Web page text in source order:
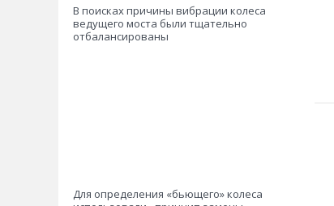
В поисках причины вибрации колеса
ведущего моста были тщательно
отбалансированы
Для определения «бьющего» колеса